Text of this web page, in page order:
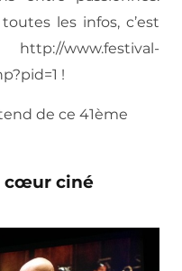
les infos, c’est
!
de ce 41ème
cœur ciné